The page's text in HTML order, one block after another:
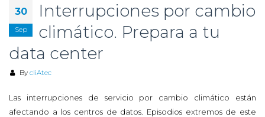
30
Sep
Interrupciones por cambio
climático. Prepara a tu
data center
By cliAtec
Las interrupciones de servicio por cambio climático están
afectando a los centros de datos. Episodios extremos de este